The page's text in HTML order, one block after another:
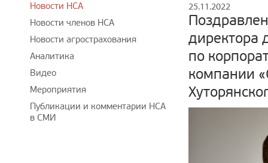
25.11.2022
директора
по
компании
Новости НСА
Новости членов НСА
Новости агрострахования
Аналитика
Видео
Мероприятия
Публикации и комментарии НСА
в СМИ